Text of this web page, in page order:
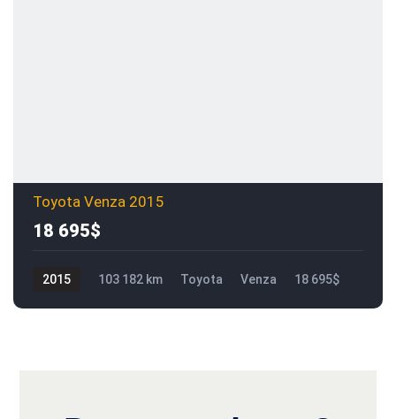
Toyota Venza 2015
18 695$
2015 103 182 km Toyota Venza 18 695$